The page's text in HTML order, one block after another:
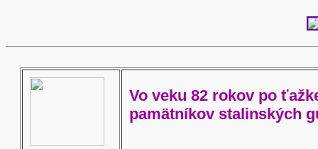
Vo veku 82 rokov po
pamätníkov stalinských